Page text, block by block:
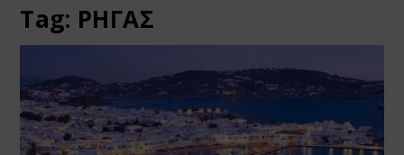
Tag: ΡΗΓΑΣ